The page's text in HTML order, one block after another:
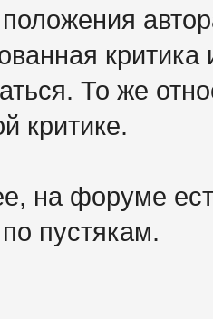
То же
критике.
на форуме
пустякам.